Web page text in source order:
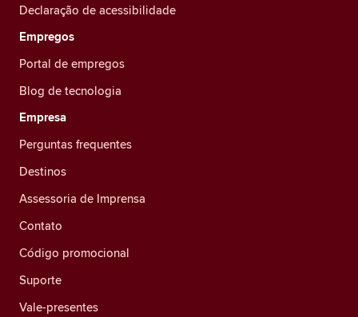
Declaração de acessibilidade
Empregos
Portal de empregos
Blog de tecnologia
Empresa
Perguntas frequentes
Destinos
Assessoria de Imprensa
Contato
Código promocional
Suporte
Vale-presentes